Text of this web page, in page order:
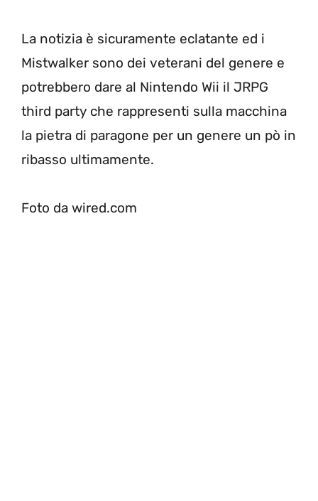
La notizia è sicuramente eclatante ed i
Mistwalker sono dei veterani del genere e
potrebbero dare al Nintendo Wii il JRPG
third party che rappresenti sulla macchina
la pietra di paragone per un genere un pò in
ribasso ultimamente.
Foto da wired.com